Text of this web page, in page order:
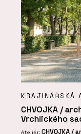
KRAJINÁŘSKÁ
CHVOJKA /
Vrchlického
Ateliér: CHVOJKA /